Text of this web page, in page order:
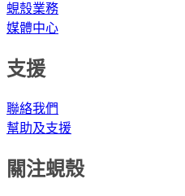
蜆殼業務
媒體中心
支援
聯絡我們
幫助及支援
關注蜆殼